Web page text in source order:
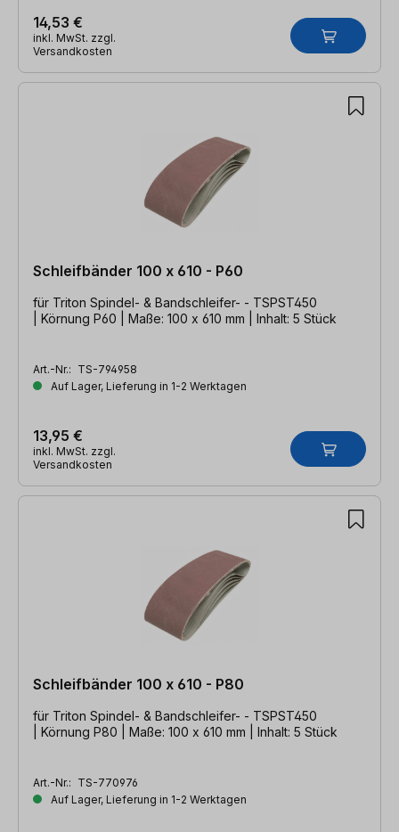
14,53 €
inkl. MwSt. zzgl.
Versandkosten
Schleifbänder 100 x 610 - P60
für Triton Spindel- & Bandschleifer- - TSPST450
| Körnung P60 | Maße: 100 x 610 mm | Inhalt: 5 Stück
Art.-Nr.: TS-794958
Auf Lager, Lieferung in 1-2 Werktagen
13,95 €
inkl. MwSt. zzgl.
Versandkosten
Schleifbänder 100 x 610 - P80
für Triton Spindel- & Bandschleifer- - TSPST450
| Körnung P80 | Maße: 100 x 610 mm | Inhalt: 5 Stück
Art.-Nr.: TS-770976
Auf Lager, Lieferung in 1-2 Werktagen